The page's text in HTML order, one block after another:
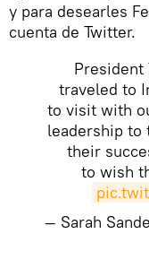
y para desearles
cuenta de Twitter.
President
traveled to
to visit with
leadership to
their
to wish
— Sarah